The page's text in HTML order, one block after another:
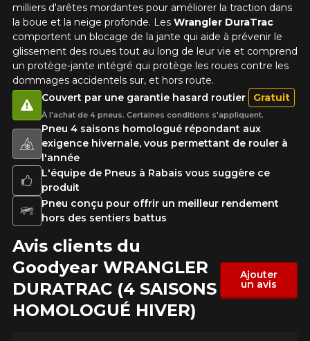
milliers d'arêtes mordantes pour améliorer la traction dans
la boue et la neige profonde. Les Wrangler DuraTrac
comportent un blocage de la jante qui aide à prévenir le
glissement des roues tout au long de leur vie et comprend
un protège-jante intégré qui protège les roues contre les
dommages accidentels sur, et hors route.
Pneu 4 saisons homologué répondant aux
exigence hivernale, vous permettant de rouler à
l'année
L'équipe de Pneus à Rabais vous suggère ce
produit
Pneu conçu pour offrir un meilleur rendement
hors des sentiers battus
Couvert par une garantie hasard routier Gratuit
À l'achat de 4 pneus. Certaines conditions s'appliquent.
Avis clients du
Goodyear WRANGLER
DURATRAC (4 SAISONS
HOMOLOGUÉ HIVER)
Ajouter
un avis